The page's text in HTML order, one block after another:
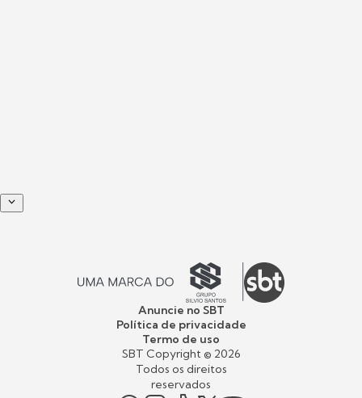
Anuncie no SBT
Política de privacidade
Termo de uso
SBT Copyright © 2026
Todos os direitos
reservados